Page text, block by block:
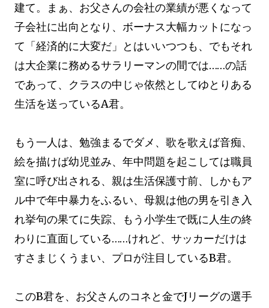
建て。まぁ、お父さんの会社の業績が悪くなって
子会社に出向となり、ボーナス大幅カットになっ
て「経済的に大変だ」とはいいつつも、でもそれ
は大企業に務めるサラリーマンの間では……の話
であって、クラスの中じゃ依然としてゆとりある
生活を送っているA君。
もう一人は、勉強まるでダメ、歌を歌えば音痴、
絵を描けば幼児並み、年中問題を起こしては職員
室に呼び出される、親は生活保護寸前、しかもア
ル中で年中暴力をふるい、母親は他の男を引き入
れ挙句の果てに失踪、もう小学生で既に人生の終
わりに直面している……けれど、サッカーだけは
すさまじくうまい、プロが注目しているB君。
このB君を、お父さんのコネと金でJリーグの選手